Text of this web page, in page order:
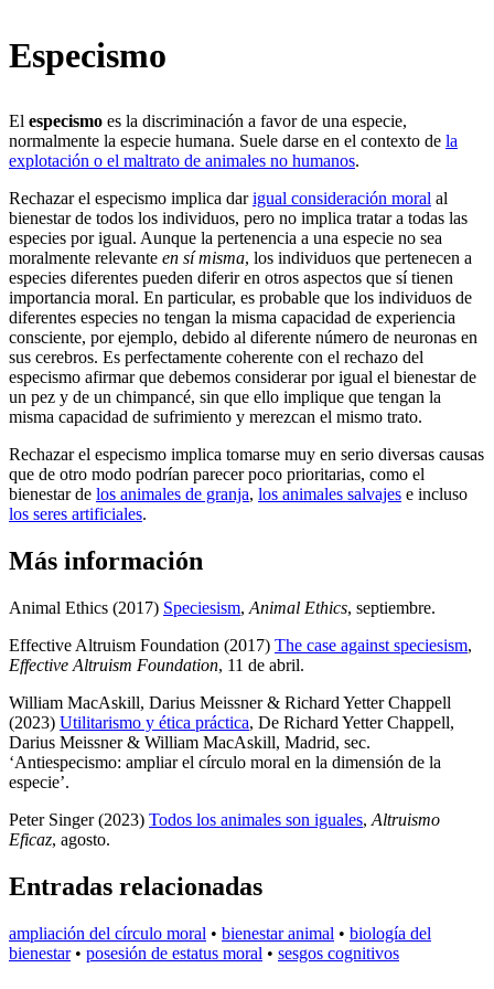
Especismo
El especismo es la discriminación a favor de una especie,
normalmente la especie humana. Suele darse en el contexto de la
explotación o el maltrato de animales no humanos.
Rechazar el especismo implica darigual consideración moral al
bienestar de todos los individuos, pero no implica tratar a todas las
especies por igual. Aunque la pertenencia a una especie no sea
moralmente relevante en sí misma, los individuos que pertenecen a
especies diferentes pueden diferir en otros aspectos que sí tienen
importancia moral. En particular, es probable que los individuos de
diferentes especies no tengan la misma capacidad de experiencia
consciente, por ejemplo, debido al diferente número de neuronas en
sus cerebros. Es perfectamente coherente con el rechazo del
especismo afirmar que debemos considerar por igual el bienestar de
un pez y de un chimpancé, sin que ello implique que tengan la
misma capacidad de sufrimiento y merezcan el mismo trato.
Rechazar el especismo implica tomarse muy en serio diversas causas
que de otro modo podrían parecer poco prioritarias, como el
bienestar de los animales de granja, los animales salvajes e incluso
los seres artificiales.
Más información
Animal Ethics (2017) Speciesism, Animal Ethics, septiembre.
Effective Altruism Foundation (2017) The case against speciesism,
Effective Altruism Foundation, 11 de abril.
William MacAskill, Darius Meissner & Richard Yetter Chappell
(2023) Utilitarismo y ética práctica, De Richard Yetter Chappell,
Darius Meissner & William MacAskill, Madrid, sec.
‘Antiespecismo: ampliar el círculo moral en la dimensión de la
especie’.
Peter Singer (2023) Todos los animales son iguales, Altruismo
Eficaz, agosto.
Entradas relacionadas
ampliación del círculo moral • bienestar animal • biología del
bienestar• posesión de estatus moral • sesgos cognitivos